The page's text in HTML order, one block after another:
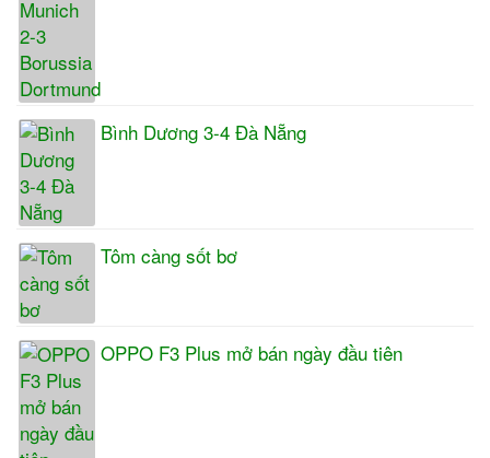
Bình Dương 3-4 Đà Nẵng
Tôm càng sốt bơ
OPPO F3 Plus mở bán ngày đầu tiên